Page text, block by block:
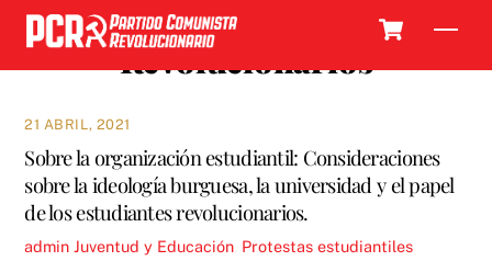
Skip
content
Revolucionarios
21 ABRIL, 2021
Sobre la organización estudiantil: Consideraciones
sobre la ideología burguesa, la universidad y el papel
de los estudiantes revolucionarios.
admin Juventud y Educación Protestas estudiantiles